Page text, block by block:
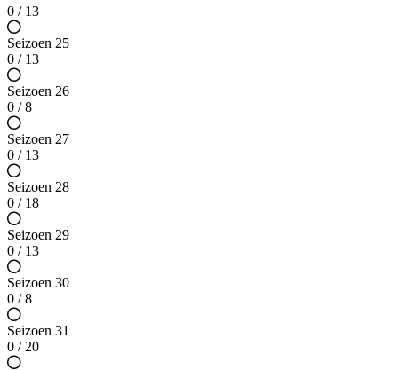
0 / 13
Seizoen 25
0 / 13
Seizoen 26
0 / 8
Seizoen 27
0 / 13
Seizoen 28
0 / 18
Seizoen 29
0 / 13
Seizoen 30
0 / 8
Seizoen 31
0 / 20